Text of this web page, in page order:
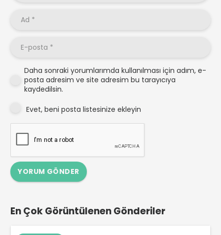
Daha sonraki yorumlarımda kullanılması için adım, e-
posta adresim ve site adresim bu tarayıcıya
kaydedilsin.
Evet, beni posta listesinize ekleyin
YORUM GÖNDER
En Çok Görüntülenen Gönderiler